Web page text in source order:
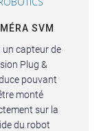
SVM
un capteur de
Plug &
pouvant
monté
sur la
du robot